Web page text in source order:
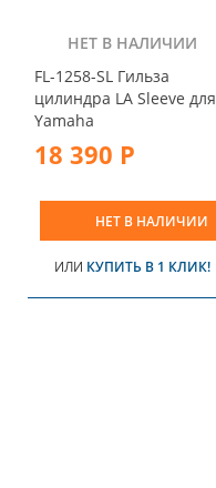
НЕТ В НАЛИЧИИ
FL-1258-SL Гильза
цилиндра LA Sleeve для
Yamaha
18 390 Р
НЕТ В НАЛИЧИИ
ИЛИ КУПИТЬ В 1 КЛИК!